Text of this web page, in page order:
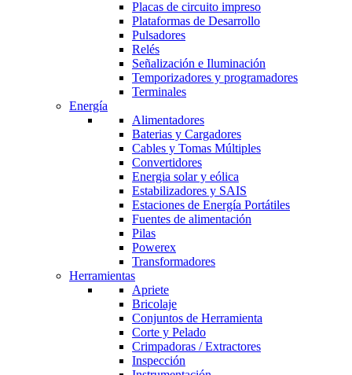
Placas de circuito impreso
Plataformas de Desarrollo
Pulsadores
Relés
Señalización e Iluminación
Temporizadores y programadores
Terminales
Energía
Alimentadores
Baterias y Cargadores
Cables y Tomas Múltiples
Convertidores
Energia solar y eólica
Estabilizadores y SAIS
Estaciones de Energía Portátiles
Fuentes de alimentación
Pilas
Powerex
Transformadores
Herramientas
Apriete
Bricolaje
Conjuntos de Herramienta
Corte y Pelado
Crimpadoras / Extractores
Inspección